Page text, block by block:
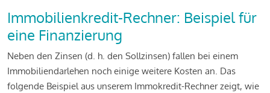
Immobilienkredit-Rechner: Beispiel für
eine Finanzierung
Neben den Zinsen (d. h. den Sollzinsen) fallen bei einem
Immobiliendarlehen noch einige weitere Kosten an. Das
folgende Beispiel aus unserem Immokredit-Rechner zeigt, wie